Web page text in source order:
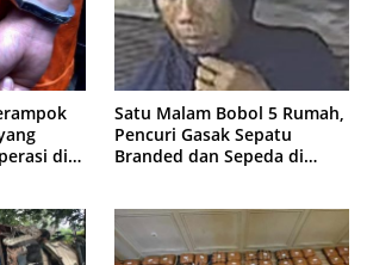
di
Satu Malam Bobol 5 Rumah,
Pencuri Gasak Sepatu
Branded dan Sepeda di